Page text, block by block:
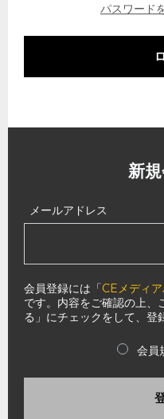
パスワード
新
メールアドレス
会員登録には「CEメディ
です。内容をご確認の上、
る」にチェックをして、登
会員